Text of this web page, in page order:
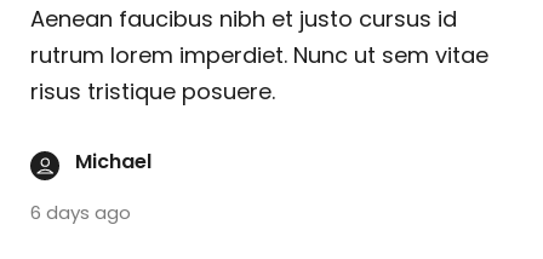
Aenean faucibus nibh et justo cursus id
rutrum lorem imperdiet. Nunc ut sem vitae
risus tristique posuere.
Michael
6 days ago